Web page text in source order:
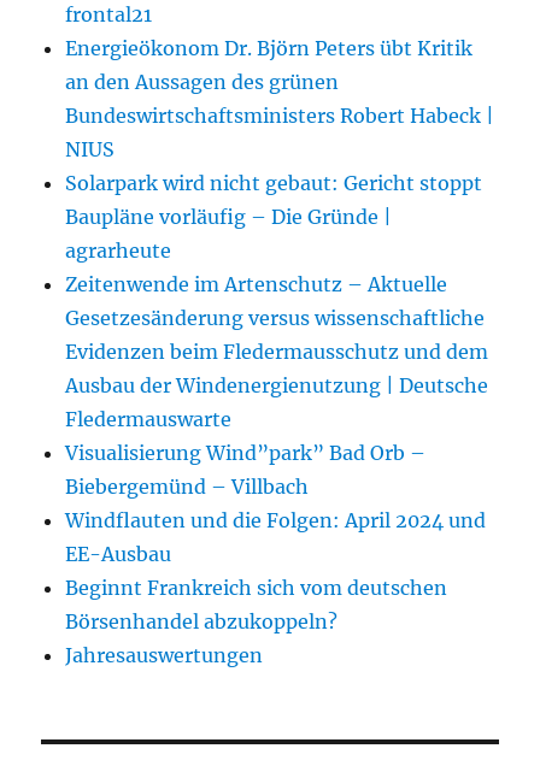
frontal21
Energieökonom Dr. Björn Peters übt Kritik
an den Aussagen des grünen
Bundeswirtschaftsministers Robert Habeck |
NIUS
Solarpark wird nicht gebaut: Gericht stoppt
Baupläne vorläufig – Die Gründe |
agrarheute
Zeitenwende im Artenschutz – Aktuelle
Gesetzesänderung versus wissenschaftliche
Evidenzen beim Fledermausschutz und dem
Ausbau der Windenergienutzung | Deutsche
Fledermauswarte
Visualisierung Wind”park” Bad Orb –
Biebergemünd – Villbach
Windflauten und die Folgen: April 2024 und
EE-Ausbau
Beginnt Frankreich sich vom deutschen
Börsenhandel abzukoppeln?
Jahresauswertungen